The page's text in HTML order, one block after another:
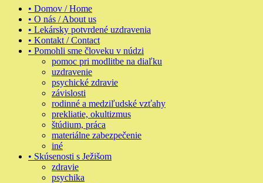
• Domov / Home
• O nás / About us
• Lekársky potvrdené uzdravenia
• Kontakt / Contact
• Pomohli sme človeku v núdzi
pomoc pri modlitbe na diaľku
uzdravenie
psychické zdravie
závislosti
rodinné a medziľudské vzťahy
prekliatie, okultizmus
štúdium, práca
materiálne zabezpečenie
iné
• Skúsenosti s Ježišom
zdravie
psychika